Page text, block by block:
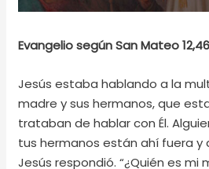
Evangelio según San Mateo
Jesús estaba hablando a la
madre y sus hermanos, que
trataban de hablar con Él.
tus hermanos están ahí fuera y
Jesús respondió. “¿Quién es mi